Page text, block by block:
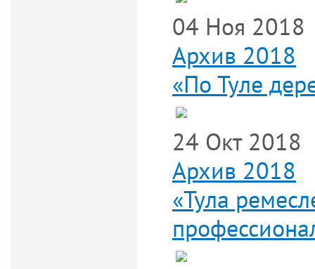
04 Ноя 2018
Архив 2018
«По Туле
24 Окт 2018
Архив 2018
«Тула